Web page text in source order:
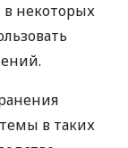
в некоторых
в таких